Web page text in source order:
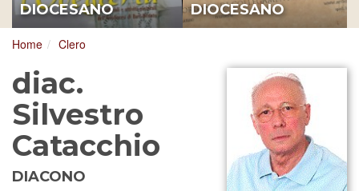
DIOCESANO
DIOCESANO
Home Clero
diac.
Silvestro
Catacchio
DIACONO